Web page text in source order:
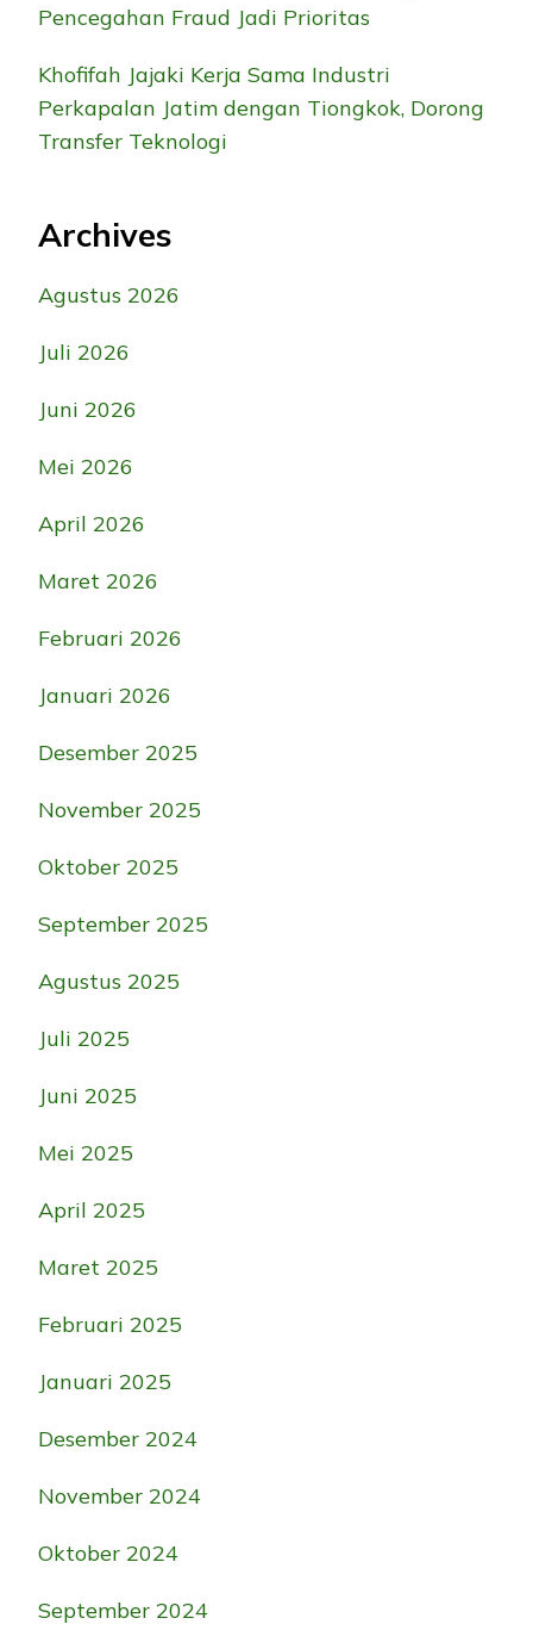
Pencegahan Fraud Jadi Prioritas
Khofifah Jajaki Kerja Sama Industri
Perkapalan Jatim dengan Tiongkok, Dorong
Transfer Teknologi
Archives
Agustus 2026
Juli 2026
Juni 2026
Mei 2026
April 2026
Maret 2026
Februari 2026
Januari 2026
Desember 2025
November 2025
Oktober 2025
September 2025
Agustus 2025
Juli 2025
Juni 2025
Mei 2025
April 2025
Maret 2025
Februari 2025
Januari 2025
Desember 2024
November 2024
Oktober 2024
September 2024